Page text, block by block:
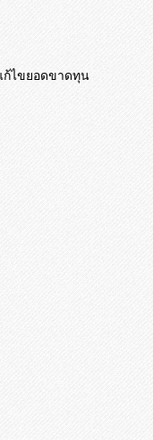
ก้ไขยอดขาดทุน